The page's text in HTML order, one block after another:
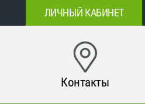
ЛИЧНЫЙ КАБИНЕТ
Контакты